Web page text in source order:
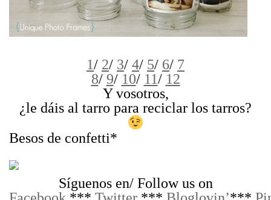
1/ 2/ 3/ 4/ 5/ 6/ 7
8/ 9/ 10/ 11/ 12
Y vosotros,
¿le dáis al tarro para reciclar los tarros?
Besos de confetti*
Síguenos en/ Follow us on